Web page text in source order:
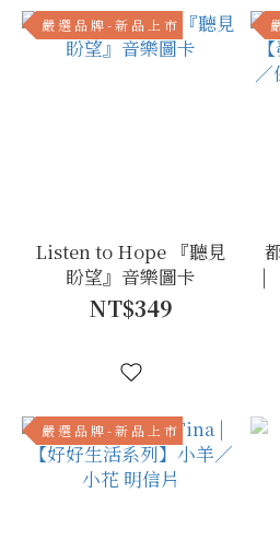
嚴 選 品 牌 - 新 品 上 市
Listen to Hope 『聽見
盼望』音樂圖卡
NT$349
|
嚴 選 品 牌 - 新 品 上 市